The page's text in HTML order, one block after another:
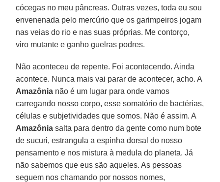
cócegas no meu pâncreas. Outras vezes, toda eu sou
envenenada pelo mercúrio que os garimpeiros jogam
nas veias do rio e nas suas próprias. Me contorço,
viro mutante e ganho guelras podres.
Não aconteceu de repente. Foi acontecendo. Ainda
acontece. Nunca mais vai parar de acontecer, acho. A
Amazônia não é um lugar para onde vamos
carregando nosso corpo, esse somatório de bactérias,
células e subjetividades que somos. Não é assim. A
Amazônia salta para dentro da gente como num bote
de sucuri, estrangula a espinha dorsal do nosso
pensamento e nos mistura à medula do planeta. Já
não sabemos que eus são aqueles. As pessoas
seguem nos chamando por nossos nomes,